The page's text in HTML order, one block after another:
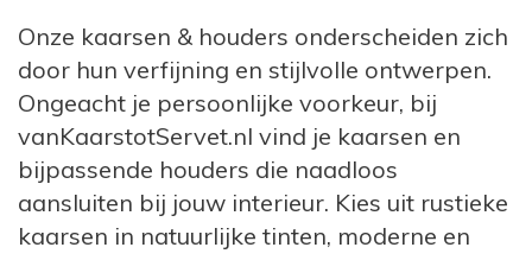
Onze kaarsen & houders onderscheiden zich
door hun verfijning en stijlvolle ontwerpen.
Ongeacht je persoonlijke voorkeur, bij
vanKaarstotServet.nl vind je kaarsen en
bijpassende houders die naadloos
aansluiten bij jouw interieur. Kies uit rustieke
kaarsen in natuurlijke tinten, moderne en